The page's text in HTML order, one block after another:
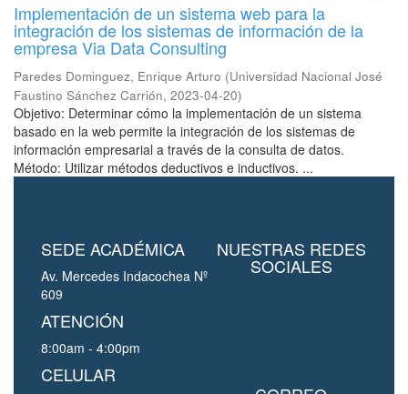
Implementación de un sistema web para la
integración de los sistemas de información de la
empresa Via Data Consulting
Paredes Dominguez, Enrique Arturo (Universidad Nacional José
Faustino Sánchez Carrión, 2023-04-20)
Objetivo: Determinar cómo la implementación de un sistema
basado en la web permite la integración de los sistemas de
información empresarial a través de la consulta de datos.
Método: Utilizar métodos deductivos e inductivos. ...
SEDE ACADÉMICA
Av. Mercedes Indacochea Nº
609
ATENCIÓN
8:00am - 4:00pm
CELULAR
NUESTRAS REDES
SOCIALES